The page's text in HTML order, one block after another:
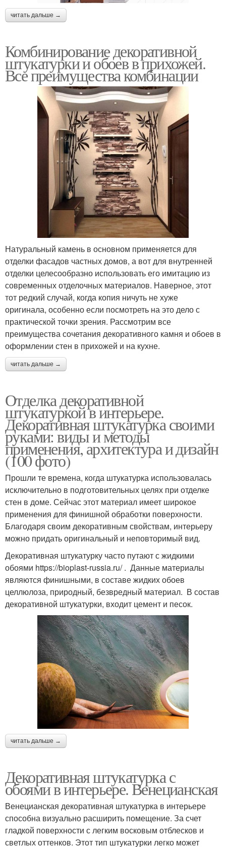
читать дальше →
Комбинирование декоративной
штукатурки и обоев в прихожей.
Все преимущества комбинации
Натуральный камень в основном применяется для
отделки фасадов частных домов, а вот для внутренней
отделки целесообразно использовать его имитацию из
современных отделочных материалов. Наверное, этот
тот редкий случай, когда копия ничуть не хуже
оригинала, особенно если посмотреть на это дело с
практической точки зрения. Рассмотрим все
преимущества сочетания декоративного камня и обоев в
оформлении стен в прихожей и на кухне.
читать дальше →
Отделка декоративной
штукатуркой в интерьере.
Декоративная штукатурка своими
руками: виды и методы
применения, архитектура и дизайн
(100 фото)
Прошли те времена, когда штукатурка использовалась
исключительно в подготовительных целях при отделке
стен в доме. Сейчас этот материал имеет широкое
применения для финишной обработки поверхности.
Благодаря своим декоративным свойствам, интерьеру
можно придать оригинальный и неповторимый вид.
Декоративная штукатурку часто путают с жидкими
обоями https://bioplast-russia.ru/ . Данные материалы
являются финишными, в составе жидких обоев
целлюлоза, природный, безвредный материал. В состав
декоративной штукатурки, входит цемент и песок.
читать дальше →
Декоративная штукатурка с
обоями в интерьере. Венецианская
Венецианская декоративная штукатурка в интерьере
способна визуально расширить помещение. За счет
гладкой поверхности с легким восковым отблесков и
светлых оттенков. Этот тип штукатурки легко может